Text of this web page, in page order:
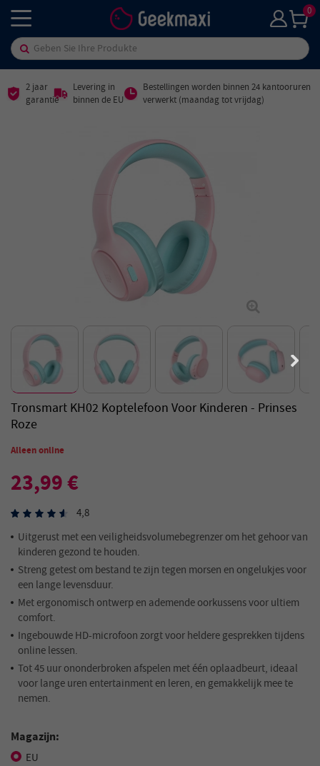
0
2 jaar
garantie
Levering in
binnen de EU
Bestellingen worden binnen 24 kantooruren
verwerkt (maandag tot vrijdag)
Tronsmart KH02 Koptelefoon Voor Kinderen - Prinses
Roze
Alleen online
23,99 €
4,8
Uitgerust met een veiligheidsvolumebegrenzer om het gehoor van
kinderen gezond te houden.
Streng getest om bestand te zijn tegen morsen en ongelukjes voor
een lange levensduur.
Met ergonomisch ontwerp en ademende oorkussens voor ultiem
comfort.
Ingebouwde HD-microfoon zorgt voor heldere gesprekken tijdens
online lessen.
Tot 45 uur ononderbroken afspelen met één oplaadbeurt, ideaal
voor lange uren entertainment en leren, en gemakkelijk mee te
nemen.
Magazijn:
EU